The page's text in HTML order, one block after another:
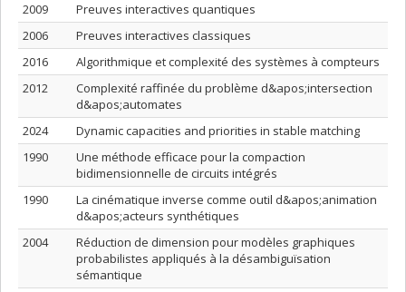
2009
Preuves interactives quantiques
2006
Preuves interactives classiques
2016
Algorithmique et complexité des systèmes à compteurs
2012
Complexité raffinée du problème d&apos;intersection
d&apos;automates
2024
Dynamic capacities and priorities in stable matching
1990
Une méthode efficace pour la compaction
bidimensionnelle de circuits intégrés
1990
La cinématique inverse comme outil d&apos;animation
d&apos;acteurs synthétiques
2004
Réduction de dimension pour modèles graphiques
probabilistes appliqués à la désambiguïsation
sémantique